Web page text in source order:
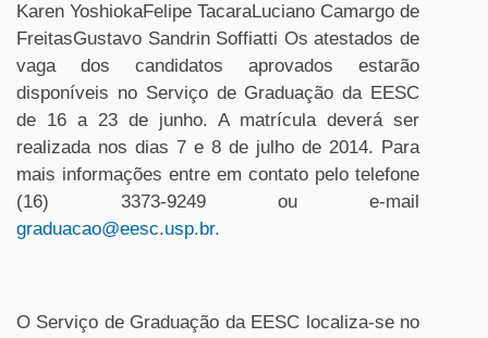
Karen YoshiokaFelipe TacaraLuciano Camargo de
FreitasGustavo Sandrin Soffiatti Os atestados de
vaga dos candidatos aprovados estarão
disponíveis no Serviço de Graduação da EESC
de 16 a 23 de junho. A matrícula deverá ser
realizada nos dias 7 e 8 de julho de 2014. Para
mais informações entre em contato pelo telefone
(16) 3373-9249 ou e-mail
graduacao@eesc.usp.br.
O Serviço de Graduação da EESC localiza-se no